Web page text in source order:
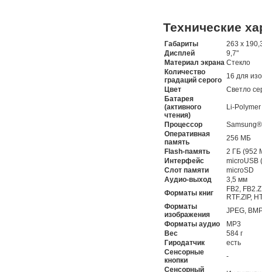
Технические
Габариты
263 х
Дисплей
9,7"
Материал экрана Стекло
Количество
градаций серого
16 для
Цвет
Светло
Батарея
(активного
чтения)
Li-
Процессор
Оперативная
память
256 МБ
Flash-память
2 ГБ (952
Интерфейс
microUSB
Слот памяти
microSD
Аудио-выход
3,5 мм
Форматы книг
FB2,
RTF.ZIP,
Форматы
изображения
JPEG,
Форматы аудио
MP3
Вес
584 г
Гиродатчик
есть
Сенсорные
кнопки
-
Сенсорный